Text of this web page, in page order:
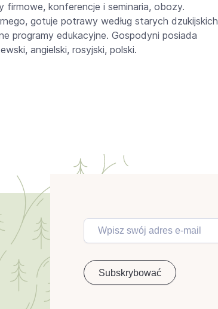
firmowe, konferencje i seminaria, obozy.
gotuje potrawy według starych dzukijskich
programy edukacyjne. Gospodyni posiada
angielski, rosyjski, polski.